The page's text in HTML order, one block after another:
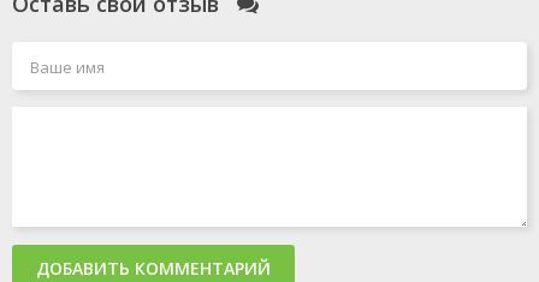
ДОБАВИТЬ КОММЕНТАРИЙ